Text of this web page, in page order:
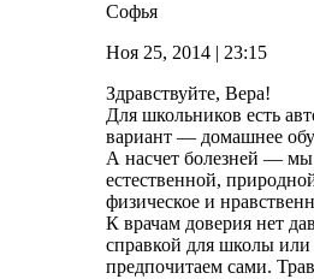
Софья
Ноя 25, 2014 | 23:15
Здравствуйте, Вера!
Для школьников есть
вариант — домашнее
А насчет болезней —
естественной,
физическое и
К врачам доверия нет
справкой для школы или
предпочитаем сами.